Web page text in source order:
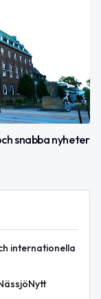
snabba nyheter
internationella